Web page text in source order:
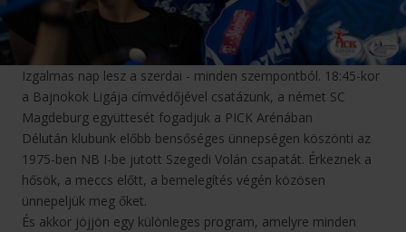
Izgalmas nap lesz a szerdai - minden szempontból. 18:45-kor
a Bajnokok Ligája címvédőjével csatázunk, a német SC
Magdeburg együttesét fogadjuk a PICK Arénában
Délután klubunk előbb bensőséges ünnepségen köszönti az
1975-ben NB I-be jutott Szegedi Volán csapatát. Érkeznek a
hősök, a meccs előtt, a bemelegítés végén közösen
ünnepeljük meg őket.
És akkor jöjjön egy különleges program, amelyre minden